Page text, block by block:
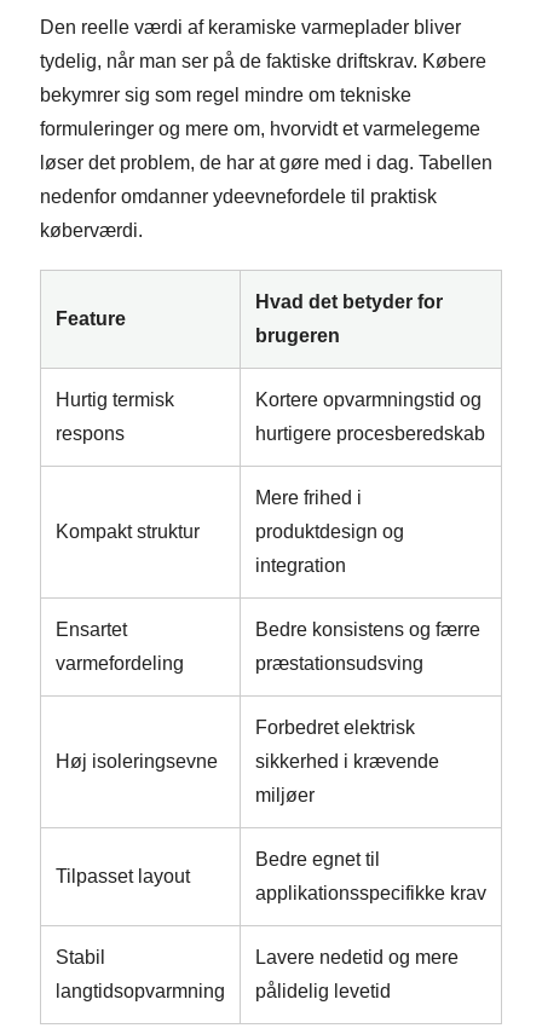
Den reelle værdi af keramiske varmeplader bliver
tydelig, når man ser på de faktiske driftskrav. Købere
bekymrer sig som regel mindre om tekniske
formuleringer og mere om, hvorvidt et varmelegeme
løser det problem, de har at gøre med i dag. Tabellen
nedenfor omdanner ydeevnefordele til praktisk
køberværdi.
Feature
Hvad det betyder for
brugeren
Hurtig termisk
respons
Kortere opvarmningstid og
hurtigere procesberedskab
Kompakt struktur
Mere frihed i
produktdesign og
integration
Ensartet
varmefordeling
Bedre konsistens og færre
præstationsudsving
Høj isoleringsevne
Forbedret elektrisk
sikkerhed i krævende
miljøer
Tilpasset layout
Bedre egnet til
applikationsspecifikke krav
Stabil
langtidsopvarmning
Lavere nedetid og mere
pålidelig levetid